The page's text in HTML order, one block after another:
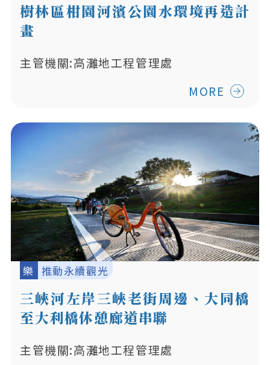
樹林區柑園河濱公園水環境再造計
畫
主管機關:高灘地工程管理處
MORE
樂 推動永續觀光
三峽河左岸三峽老街周邊、大同橋
至大利橋休憩廊道串聯
主管機關:高灘地工程管理處